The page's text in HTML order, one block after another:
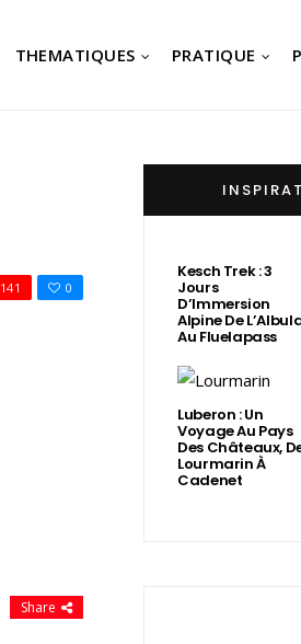
THEMATIQUES PRATIQUE
0
141
Share
Kesch Trek : 3
Jours
D’Immersion
Alpine De
Au Fluelapass
Luberon : Un
Voyage Au Pays
Des Châteaux,
Lourmarin À
Cadenet